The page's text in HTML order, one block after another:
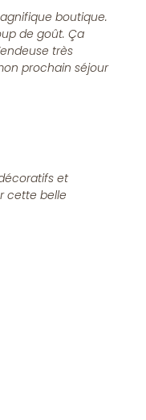
boutique.
de goût. Ça
très
prochain séjour
et
cette belle